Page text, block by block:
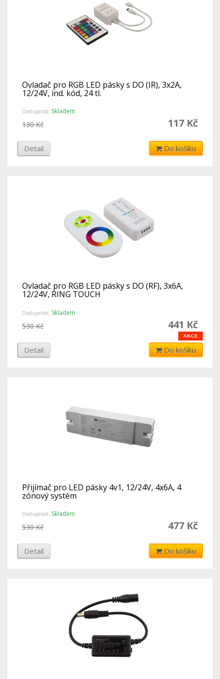
Ovladač pro RGB LED pásky s DO (IR), 3x2A,
12/24V, ind. kód, 24 tl.
Dostupnost: Skladem
117 Kč
130 Kč
Detail Do košíku
Ovladač pro RGB LED pásky s DO (RF), 3x6A,
12/24V, RING TOUCH
Dostupnost: Skladem
441 Kč
530 Kč
Detail Do košíku
Přijímač pro LED pásky 4v1, 12/24V, 4x6A, 4
zónový systém
Dostupnost: Skladem
477 Kč
530 Kč
Detail Do košíku